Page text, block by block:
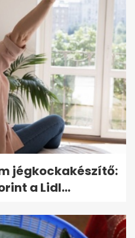
jégkockakészítő:
a Lidl...